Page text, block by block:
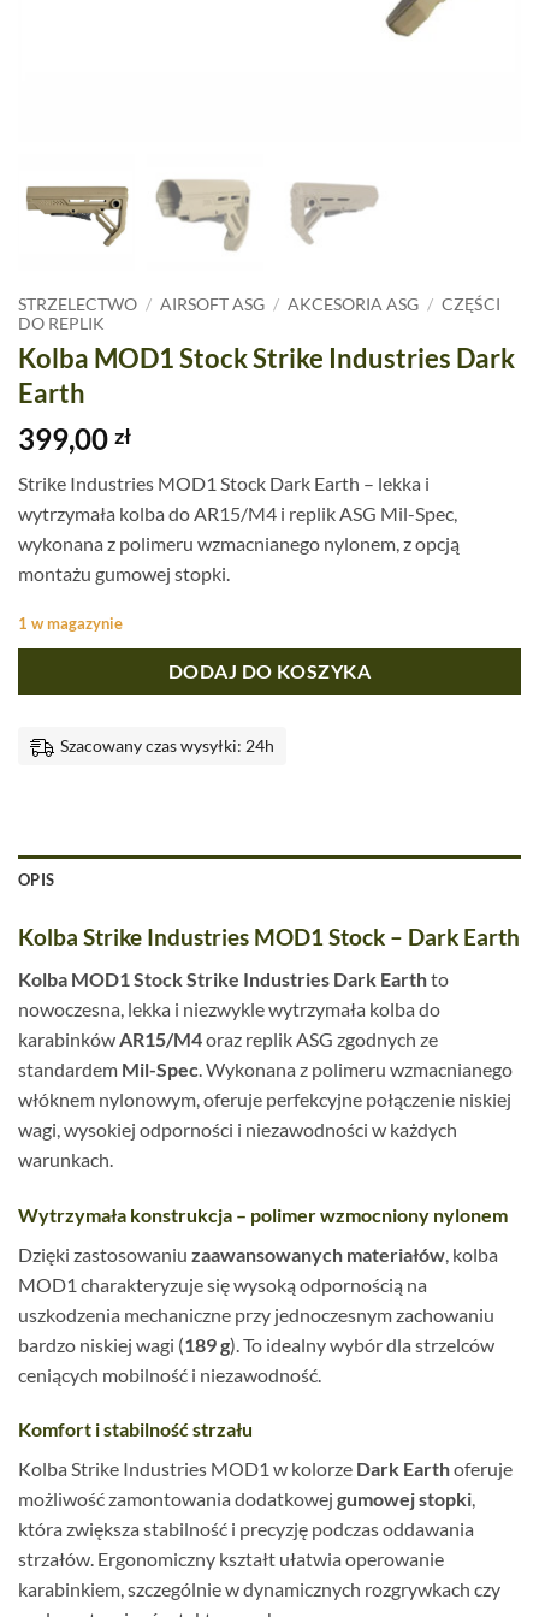
STRZELECTWO / AIRSOFT ASG / AKCESORIA ASG / CZĘŚCI
DO REPLIK
Kolba MOD1 Stock Strike Industries Dark
Earth
399,00 zł
Strike Industries MOD1 Stock Dark Earth – lekka i
wytrzymała kolba do AR15/M4 i replik ASG Mil-Spec,
wykonana z polimeru wzmacnianego nylonem, z opcją
montażu gumowej stopki.
1 w magazynie
DODAJ DO KOSZYKA
Szacowany czas wysyłki: 24h
OPIS
Kolba Strike Industries MOD1 Stock – Dark Earth
Kolba MOD1 Stock Strike Industries Dark Earthto
nowoczesna, lekka i niezwykle wytrzymała kolba do
karabinkówAR15/M4oraz replik ASG zgodnych ze
standardem Mil-Spec. Wykonana z polimeru wzmacnianego
włóknem nylonowym, oferuje perfekcyjne połączenie niskiej
wagi, wysokiej odporności i niezawodności w każdych
warunkach.
Wytrzymała konstrukcja – polimer wzmocniony nylonem
Dzięki zastosowaniu zaawansowanych materiałów , kolba
MOD1 charakteryzuje się wysoką odpornością na
uszkodzenia mechaniczne przy jednoczesnym zachowaniu
bardzo niskiej wagi (189 g). To idealny wybór dla strzelców
ceniących mobilność i niezawodność.
Komfort i stabilność strzału
Kolba Strike Industries MOD1 w kolorze Dark Earthoferuje
możliwość zamontowania dodatkowej gumowej stopki,
która zwiększa stabilność i precyzję podczas oddawania
strzałów. Ergonomiczny kształt ułatwia operowanie
karabinkiem, szczególnie w dynamicznych rozgrywkach czy